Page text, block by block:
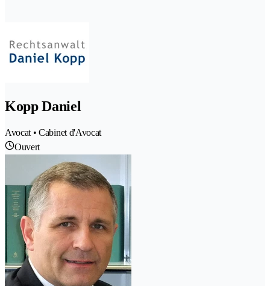
Kopp Daniel
Avocat • Cabinet d'Avocat
Ouvert